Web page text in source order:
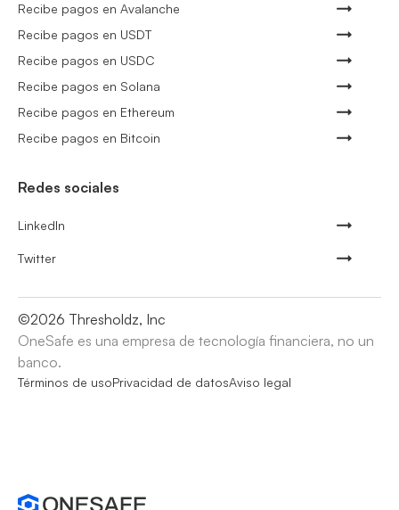
Recibe pagos en Avalanche
Recibe pagos en USDT
Recibe pagos en USDC
Recibe pagos en Solana
Recibe pagos en Ethereum
Recibe pagos en Bitcoin
Redes sociales
LinkedIn
Twitter
©2026 Thresholdz, Inc
OneSafe es una empresa de tecnología financiera, no un
banco.
Términos de usoPrivacidad de datosAviso legal